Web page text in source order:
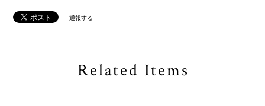
通報する
Related Items